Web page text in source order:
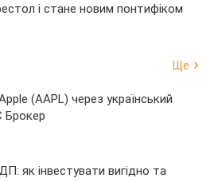
і стане новим понтифіком
Ще
(AAPL) через український
Брокер
як інвестувати вигідно та